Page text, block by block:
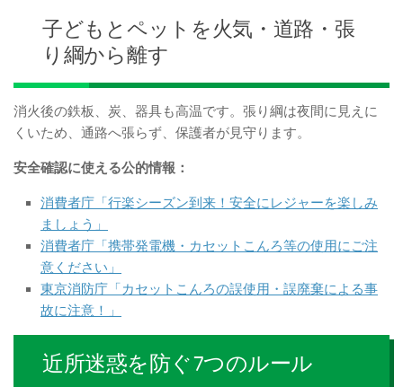
子どもとペットを火気・道路・張
り綱から離す
消火後の鉄板、炭、器具も高温です。張り綱は夜間に見えに
くいため、通路へ張らず、保護者が見守ります。
安全確認に使える公的情報：
消費者庁「行楽シーズン到来！安全にレジャーを楽しみ
ましょう」
消費者庁「携帯発電機・カセットこんろ等の使用にご注
意ください」
東京消防庁「カセットこんろの誤使用・誤廃棄による事
故に注意！」
近所迷惑を防ぐ7つのルール